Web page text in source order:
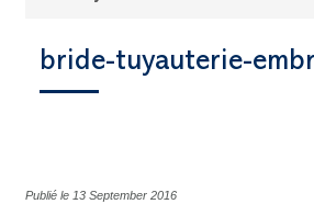
bride-tuyauterie-
Publié le 13 September 2016